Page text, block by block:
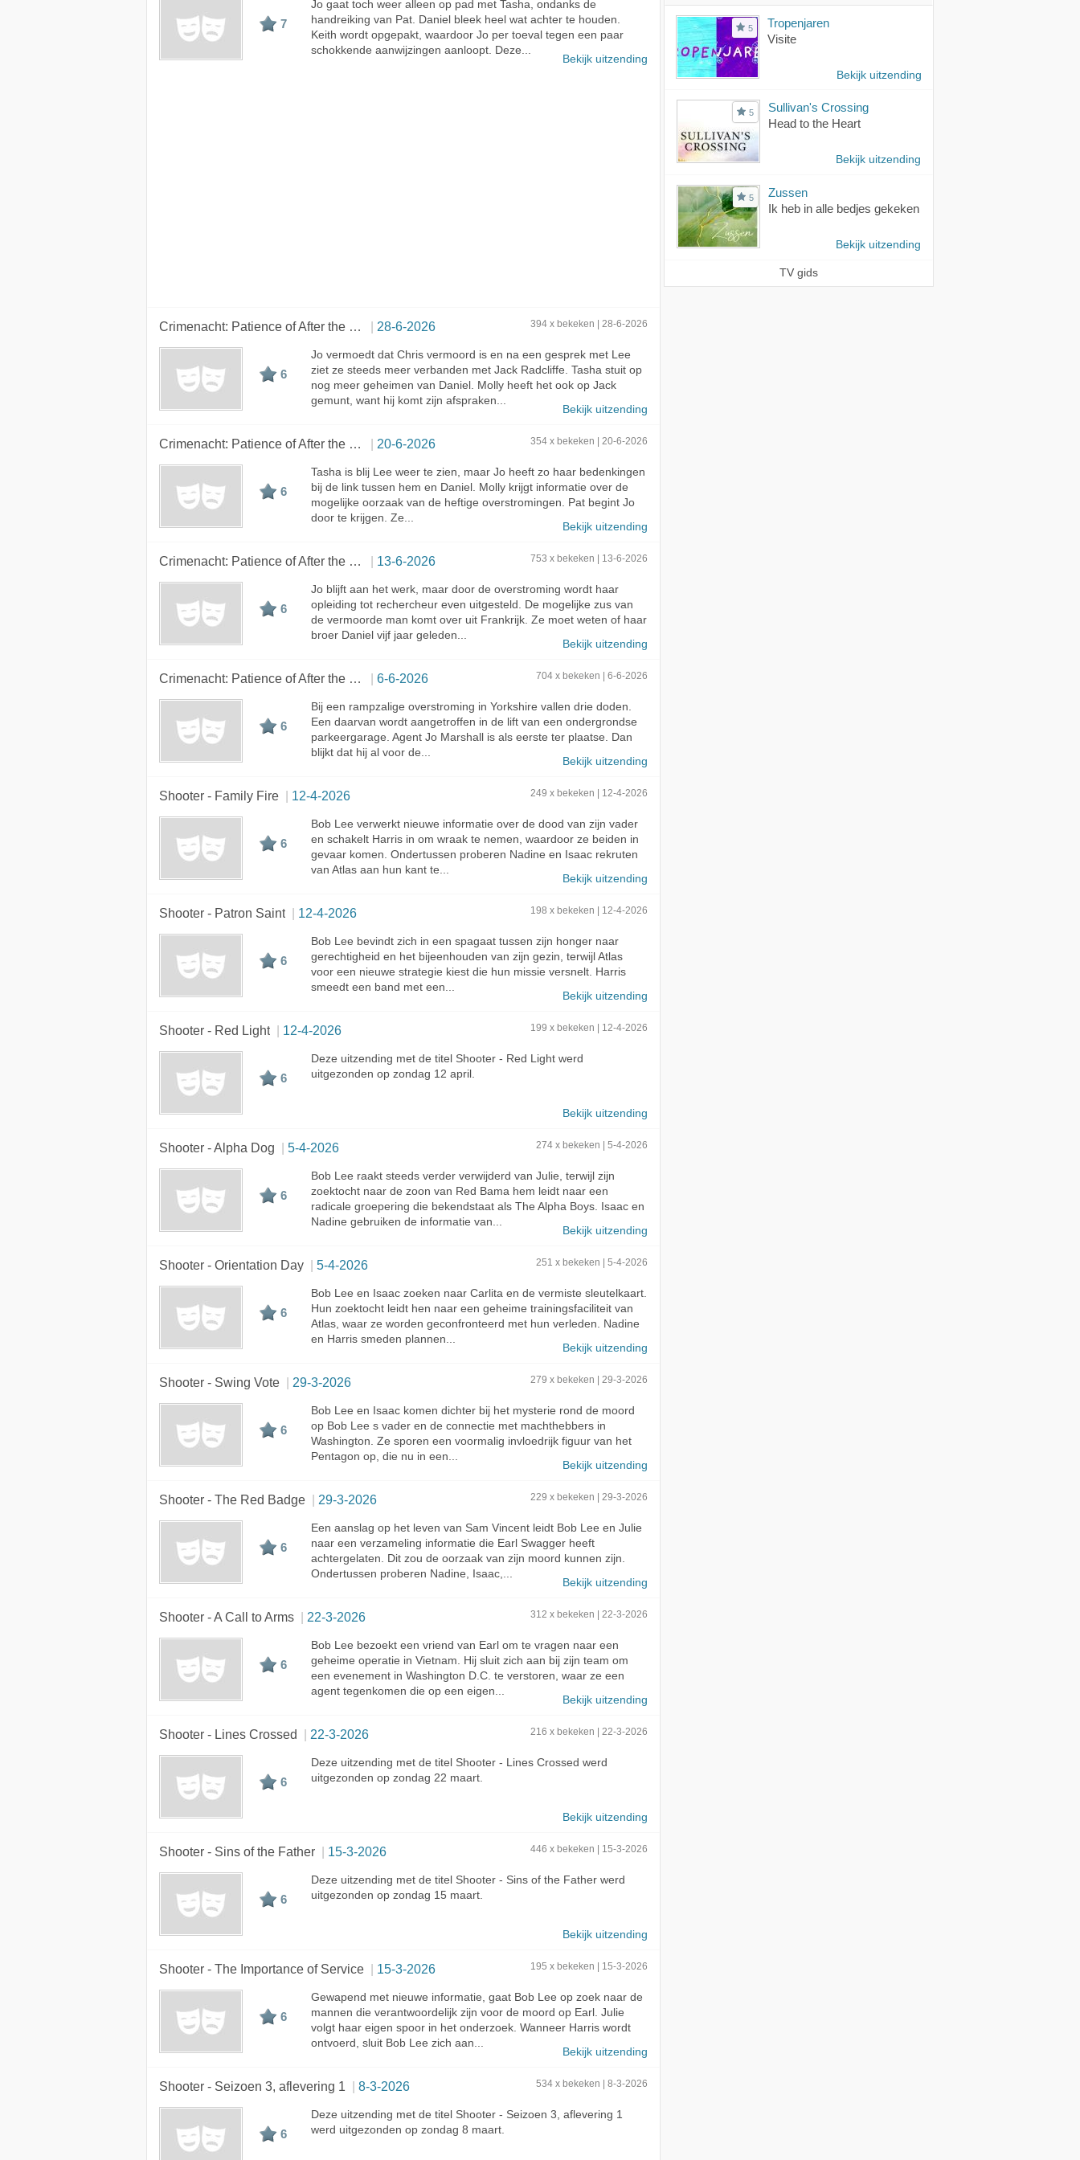
7
Jo gaat toch weer alleen op pad met Tasha, ondanks de
handreiking van Pat. Daniel bleek heel wat achter te houden.
Keith wordt opgepakt, waardoor Jo per toeval tegen een paar
schokkende aanwijzingen aanloopt. Deze...
Bekijk uitzending
Crimenacht: Patience of After the Flood 28-6-2026 394 x bekeken | 28-6-2026
6
Jo vermoedt dat Chris vermoord is en na een gesprek met Lee
ziet ze steeds meer verbanden met Jack Radcliffe. Tasha stuit op
nog meer geheimen van Daniel. Molly heeft het ook op Jack
gemunt, want hij komt zijn afspraken...
Bekijk uitzending
Crimenacht: Patience of After the Flood 20-6-2026 354 x bekeken | 20-6-2026
6
Tasha is blij Lee weer te zien, maar Jo heeft zo haar bedenkingen
bij de link tussen hem en Daniel. Molly krijgt informatie over de
mogelijke oorzaak van de heftige overstromingen. Pat begint Jo
door te krijgen. Ze...
Bekijk uitzending
Crimenacht: Patience of After the Flood 13-6-2026 753 x bekeken | 13-6-2026
6
Jo blijft aan het werk, maar door de overstroming wordt haar
opleiding tot rechercheur even uitgesteld. De mogelijke zus van
de vermoorde man komt over uit Frankrijk. Ze moet weten of haar
broer Daniel vijf jaar geleden...
Bekijk uitzending
Crimenacht: Patience of After the Flood 6-6-2026 704 x bekeken | 6-6-2026
6
Bij een rampzalige overstroming in Yorkshire vallen drie doden.
Een daarvan wordt aangetroffen in de lift van een ondergrondse
parkeergarage. Agent Jo Marshall is als eerste ter plaatse. Dan
blijkt dat hij al voor de...
Bekijk uitzending
Shooter - Family Fire 12-4-2026 249 x bekeken | 12-4-2026
6
Bob Lee verwerkt nieuwe informatie over de dood van zijn vader
en schakelt Harris in om wraak te nemen, waardoor ze beiden in
gevaar komen. Ondertussen proberen Nadine en Isaac rekruten
van Atlas aan hun kant te...
Bekijk uitzending
Shooter - Patron Saint 12-4-2026 198 x bekeken | 12-4-2026
6
Bob Lee bevindt zich in een spagaat tussen zijn honger naar
gerechtigheid en het bijeenhouden van zijn gezin, terwijl Atlas
voor een nieuwe strategie kiest die hun missie versnelt. Harris
smeedt een band met een...
Bekijk uitzending
Shooter - Red Light 12-4-2026 199 x bekeken | 12-4-2026
6
Deze uitzending met de titel Shooter - Red Light werd
uitgezonden op zondag 12 april.
Bekijk uitzending
Shooter - Alpha Dog 5-4-2026 274 x bekeken | 5-4-2026
6
Bob Lee raakt steeds verder verwijderd van Julie, terwijl zijn
zoektocht naar de zoon van Red Bama hem leidt naar een
radicale groepering die bekendstaat als The Alpha Boys. Isaac en
Nadine gebruiken de informatie van...
Bekijk uitzending
Shooter - Orientation Day 5-4-2026 251 x bekeken | 5-4-2026
6
Bob Lee en Isaac zoeken naar Carlita en de vermiste sleutelkaart.
Hun zoektocht leidt hen naar een geheime trainingsfaciliteit van
Atlas, waar ze worden geconfronteerd met hun verleden. Nadine
en Harris smeden plannen...
Bekijk uitzending
Shooter - Swing Vote 29-3-2026 279 x bekeken | 29-3-2026
6
Bob Lee en Isaac komen dichter bij het mysterie rond de moord
op Bob Lee s vader en de connectie met machthebbers in
Washington. Ze sporen een voormalig invloedrijk figuur van het
Pentagon op, die nu in een...
Bekijk uitzending
Shooter - The Red Badge 29-3-2026 229 x bekeken | 29-3-2026
6
Een aanslag op het leven van Sam Vincent leidt Bob Lee en Julie
naar een verzameling informatie die Earl Swagger heeft
achtergelaten. Dit zou de oorzaak van zijn moord kunnen zijn.
Ondertussen proberen Nadine, Isaac,...
Bekijk uitzending
Shooter - A Call to Arms 22-3-2026 312 x bekeken | 22-3-2026
6
Bob Lee bezoekt een vriend van Earl om te vragen naar een
geheime operatie in Vietnam. Hij sluit zich aan bij zijn team om
een evenement in Washington D.C. te verstoren, waar ze een
agent tegenkomen die op een eigen...
Bekijk uitzending
Shooter - Lines Crossed 22-3-2026 216 x bekeken | 22-3-2026
6
Deze uitzending met de titel Shooter - Lines Crossed werd
uitgezonden op zondag 22 maart.
Bekijk uitzending
Shooter - Sins of the Father 15-3-2026 446 x bekeken | 15-3-2026
6
Deze uitzending met de titel Shooter - Sins of the Father werd
uitgezonden op zondag 15 maart.
Bekijk uitzending
Shooter - The Importance of Service 15-3-2026 195 x bekeken | 15-3-2026
6
Gewapend met nieuwe informatie, gaat Bob Lee op zoek naar de
mannen die verantwoordelijk zijn voor de moord op Earl. Julie
volgt haar eigen spoor in het onderzoek. Wanneer Harris wordt
ontvoerd, sluit Bob Lee zich aan...
Bekijk uitzending
Shooter - Seizoen 3, aflevering 1 8-3-2026 534 x bekeken | 8-3-2026
6
Deze uitzending met de titel Shooter - Seizoen 3, aflevering 1
werd uitgezonden op zondag 8 maart.
5
Tropenjaren
Visite
Bekijk uitzending
5
Sullivan's Crossing
Head to the Heart
Bekijk uitzending
5
Zussen
Ik heb in alle bedjes gekeken
Bekijk uitzending
TV gids